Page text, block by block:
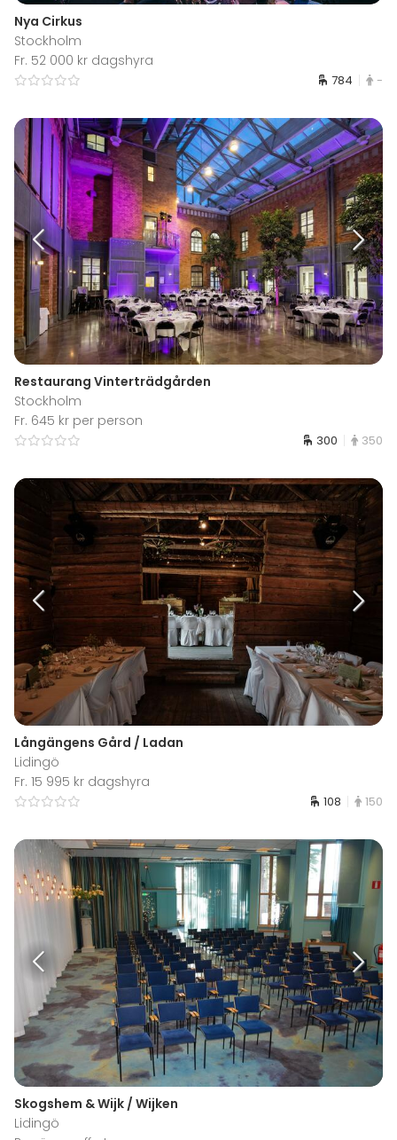
Nya Cirkus
Stockholm
Fr. 52 000 kr dagshyra
784 -
Restaurang Vinterträdgården
Stockholm
Fr. 645 kr per person
300 350
Långängens Gård / Ladan
Lidingö
Fr. 15 995 kr dagshyra
108 150
Skogshem & Wijk / Wijken
Lidingö